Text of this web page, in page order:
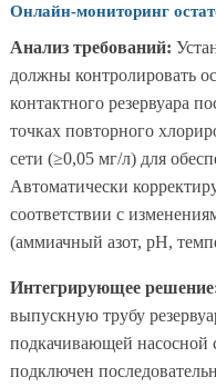
Онлайн-мониторинг
Анализ требований:
должны контролировать
контактного резервуара
точках повторного
сети (≥0,05 мг/л) для
Автоматически
соответствии с
(аммиачный азот, pH,
Интегрирующее
выпускную трубу
подкачивающей
подключен